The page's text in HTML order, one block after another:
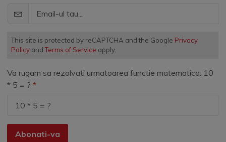
This site is protected by reCAPTCHA and the Google Privacy
Policy andTerms of Service apply.
Va rugam sa rezolvati urmatoarea functie matematica: 10
* 5 = ?
Abonati-va